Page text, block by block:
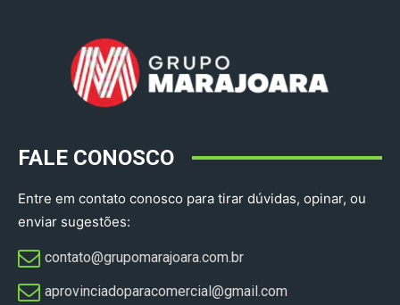
FALE CONOSCO
Entre em contato conosco para tirar dúvidas, opinar, ou
enviar sugestões:
contato@grupomarajoara.com.br
aprovinciadoparacomercial@gmail.com​